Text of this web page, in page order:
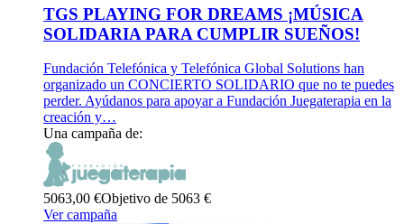
TGS PLAYING FOR DREAMS ¡MÚSICA
SOLIDARIA PARA CUMPLIR SUEÑOS!
Fundación Telefónica y Telefónica Global Solutions han
organizado un CONCIERTO SOLIDARIO que no te puedes
perder. Ayúdanos para apoyar a Fundación Juegaterapia en la
creación y…
Una campaña de:
5063,00 €Objetivo de 5063 €
Ver campaña